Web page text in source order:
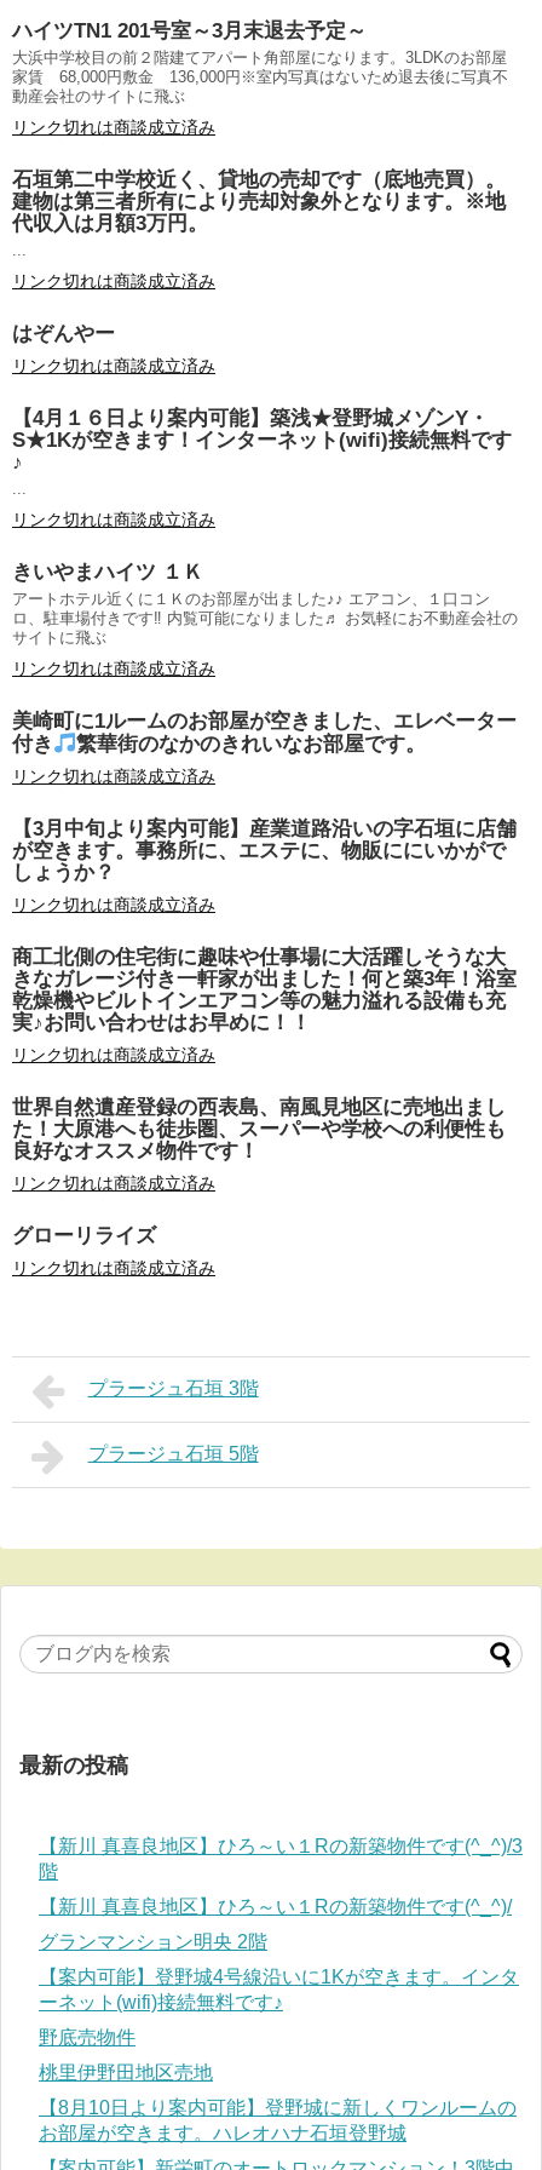
ハイツTN1 201号室～3月末退去予定～
大浜中学校目の前２階建てアパート角部屋になります。3LDKのお部屋
家賃 68,000円敷金 136,000円※室内写真はないため退去後に写真不
動産会社のサイトに飛ぶ
リンク切れは商談成立済み
石垣第二中学校近く、貸地の売却です（底地売買）。
建物は第三者所有により売却対象外となります。※地
代収入は月額3万円。
...
リンク切れは商談成立済み
はぞんやー
リンク切れは商談成立済み
【4月１６日より案内可能】築浅★登野城メゾンY・
S★1Kが空きます！インターネット(wifi)接続無料です
♪
...
リンク切れは商談成立済み
きいやまハイツ １Ｋ
アートホテル近くに１Ｋのお部屋が出ました♪♪ エアコン、１口コン
ロ、駐車場付きです‼ 内覧可能になりました♬ お気軽にお不動産会社の
サイトに飛ぶ
リンク切れは商談成立済み
美崎町に1ルームのお部屋が空きました、エレベーター
付き
繁華街のなかのきれいなお部屋です。
リンク切れは商談成立済み
【3月中旬より案内可能】産業道路沿いの字石垣に店舗
が空きます。事務所に、エステに、物販ににいかがで
しょうか？
リンク切れは商談成立済み
商工北側の住宅街に趣味や仕事場に大活躍しそうな大
きなガレージ付き一軒家が出ました！何と築3年！浴室
乾燥機やビルトインエアコン等の魅力溢れる設備も充
実♪お問い合わせはお早めに！！
リンク切れは商談成立済み
世界自然遺産登録の西表島、南風見地区に売地出まし
た！大原港へも徒歩圏、スーパーや学校への利便性も
良好なオススメ物件です！
リンク切れは商談成立済み
グローリライズ
リンク切れは商談成立済み
プラージュ石垣 3階
プラージュ石垣 5階
最新の投稿
【新川 真喜良地区】ひろ～い１Rの新築物件です(^_^)/3
階
【新川 真喜良地区】ひろ～い１Rの新築物件です(^_^)/
グランマンション明央 2階
【案内可能】登野城4号線沿いに1Kが空きます。インタ
ーネット(wifi)接続無料です♪
野底売物件
桃里伊野田地区売地
【8月10日より案内可能】登野城に新しくワンルームの
お部屋が空きます。ハレオハナ石垣登野城